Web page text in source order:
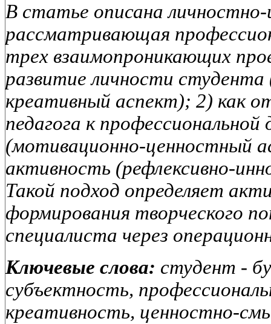
В статье описана
рассматривающая
трех взаимопроникающих
развитие личности студента
креативный аспект); 2) как
педагога к профессиональной
(мотивационно-ценностный
активность (рефлексивно-
Такой подход определяет
формирования творческого
специалиста через
Ключевые слова: студент -
субъектность,
креативность, ценностно-